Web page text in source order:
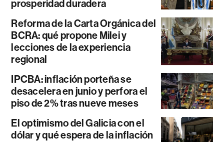
prosperidad duradera
Reforma de la Carta Orgánica del
BCRA: qué propone Milei y
lecciones de la experiencia
regional
IPCBA: inflación porteña se
desacelera en junio y perfora el
piso de 2% tras nueve meses
El optimismo del Galicia con el
dólar y qué espera de la inflación